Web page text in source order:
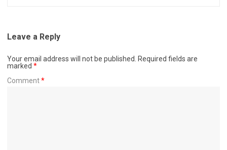
Leave a Reply
Your email address will not be published.
Required fields are
marked *
Comment*